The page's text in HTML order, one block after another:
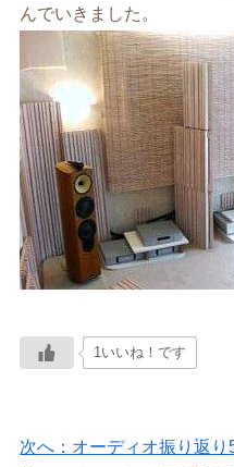
んでいきました。
1いいね！です
次へ：オーディオ振り返り